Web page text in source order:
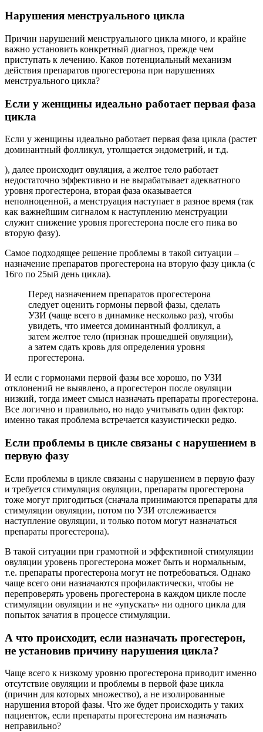
Нарушения менструального цикла
Причин нарушений менструального цикла много, и крайне
важно установить конкретный диагноз, прежде чем
приступать к лечению. Каков потенциальный механизм
действия препаратов прогестерона при нарушениях
менструального цикла?
Если у женщины идеально работает первая фаза
цикла
Если у женщины идеально работает первая фаза цикла (растет
доминантный фолликул, утолщается эндометрий, и т.д.
), далее происходит овуляция, а желтое тело работает
недостаточно эффективно и не вырабатывает адекватного
уровня прогестерона, вторая фаза оказывается
неполноценной, а менструация наступает в разное время (так
как важнейшим сигналом к наступлению менструации
служит снижение уровня прогестерона после его пика во
вторую фазу).
Самое подходящее решение проблемы в такой ситуации –
назначение препаратов прогестерона на вторую фазу цикла (с
16го по 25ый день цикла).
Перед назначением препаратов прогестерона
следует оценить гормоны первой фазы, сделать
УЗИ (чаще всего в динамике несколько раз), чтобы
увидеть, что имеется доминантный фолликул, а
затем желтое тело (признак прошедшей овуляции),
а затем сдать кровь для определения уровня
прогестерона.
И если с гормонами первой фазы все хорошо, по УЗИ
отклонений не выявлено, а прогестерон после овуляции
низкий, тогда имеет смысл назначать препараты прогестерона.
Все логично и правильно, но надо учитывать один фактор:
именно такая проблема встречается казуистически редко.
Если проблемы в цикле связаны с нарушением в
первую фазу
Если проблемы в цикле связаны с нарушением в первую фазу
и требуется стимуляция овуляции, препараты прогестерона
тоже могут пригодиться (сначала принимаются препараты для
стимуляции овуляции, потом по УЗИ отслеживается
наступление овуляции, и только потом могут назначаться
препараты прогестерона).
В такой ситуации при грамотной и эффективной стимуляции
овуляции уровень прогестерона может быть и нормальным,
т.е. препараты прогестерона могут не потребоваться. Однако
чаще всего они назначаются профилактически, чтобы не
перепроверять уровень прогестерона в каждом цикле после
стимуляции овуляции и не «упускать» ни одного цикла для
попыток зачатия в процессе стимуляции.
А что происходит, если назначать прогестерон,
не установив причину нарушения цикла?
Чаще всего к низкому уровню прогестерона приводит именно
отсутствие овуляции и проблемы в первой фазе цикла
(причин для которых множество), а не изолированные
нарушения второй фазы. Что же будет происходить у таких
пациенток, если препараты прогестерона им назначать
неправильно?